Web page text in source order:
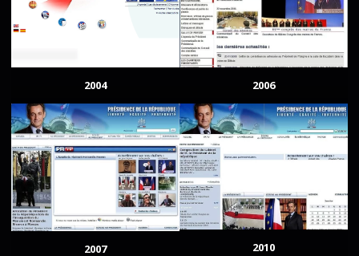
2004 2006
2007 2010